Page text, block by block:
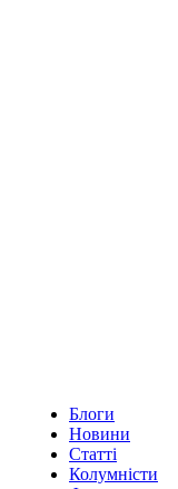
Блоги
Новини
Статті
Колумністи